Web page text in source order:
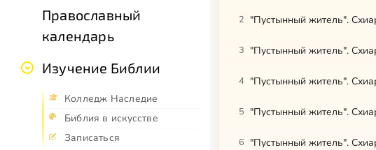
Православный
календарь
Изучение Библии
Колледж Наследие
Библия в искусстве
Записаться
2 "Пустынный житель".
3 "Пустынный житель".
4 "Пустынный житель".
5 "Пустынный житель".
6 "Пустынный житель".